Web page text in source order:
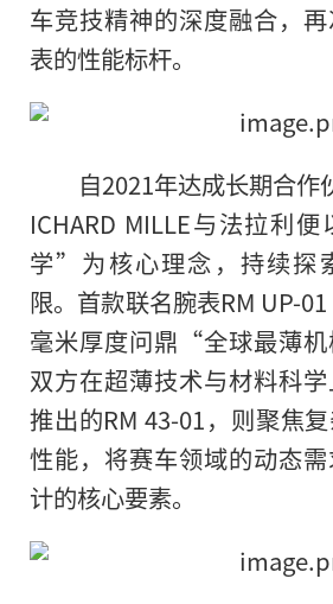
车竞技精神的深度融合，
表的性能标杆。
自2021年达成长期合作
ICHARD MILLE与法拉利
学”为核心理念，持续探
限。首款联名腕表RM UP-
毫米厚度问鼎“全球最薄
双方在超薄技术与材料科
推出的RM 43-01，则聚焦
性能，将赛车领域的动态
计的核心要素。